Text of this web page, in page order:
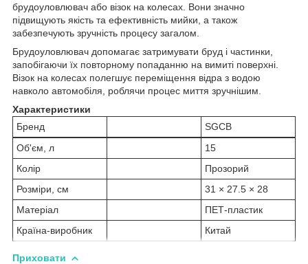
брудоуловлювач або візок на колесах. Вони значно
підвищують якість та ефективність мийки, а також
забезпечують зручність процесу загалом.
Брудоуловлювач допомагає затримувати бруд і частинки,
запобігаючи їх повторному попаданню на вимиті поверхні.
Візок на колесах полегшує переміщення відра з водою
навколо автомобіля, роблячи процес миття зручнішим.
Характеристики
Бренд
SGCB
Об'єм, л
15
Колір
Прозорий
Розміри, см
31 × 27.5 × 28
Матеріал
ПЕТ-пластик
Країна-виробник
Китай
Приховати